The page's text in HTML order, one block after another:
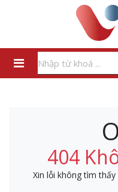
404
Xin lỗi không tìm